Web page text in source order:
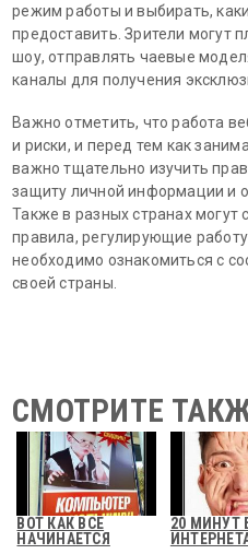
режим работы и выбирать,
предоставить. Зрители могут
шоу, отправлять чаевые
каналы для получения
Важно отметить, что работа
и риски, и перед тем как
важно тщательно изучить
защиту личной информации и
Также в разных странах могут
правила, регулирующие
необходимо ознакомиться с
своей страны.
СМОТРИТЕ
ВОТ КАК ВСЕ
НАЧИНАЕТСЯ
20 МИНУТ